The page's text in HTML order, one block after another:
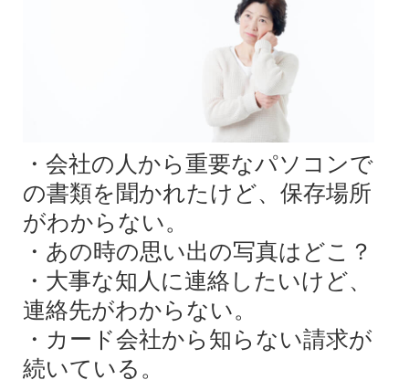
・会社の人から重要なパソコンで
の書類を聞かれたけど、保存場所
がわからない。
・あの時の思い出の写真はどこ？
・大事な知人に連絡したいけど、
連絡先がわからない。
・カード会社から知らない請求が
続いている。